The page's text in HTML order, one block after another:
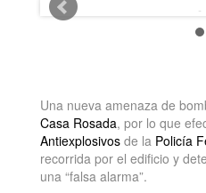
Una nueva amenaza de
Casa Rosada, por lo que
Antiexplosivos de la Policía
recorrida por el edificio y
una “falsa alarma”.